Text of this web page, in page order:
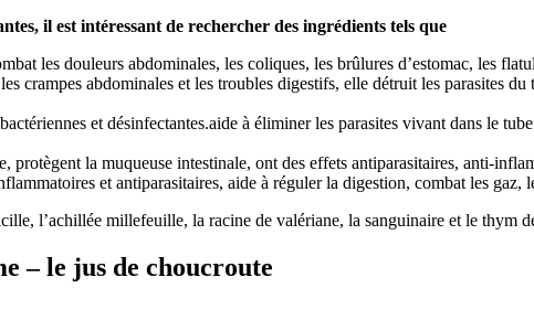
il est intéressant de rechercher des ingrédients tels que
les douleurs abdominales, les coliques, les brûlures d’estomac, les
crampes abdominales et les troubles digestifs, elle détruit les parasites
et désinfectantes.aide à éliminer les parasites vivant dans le
protègent la muqueuse intestinale, ont des effets antiparasitaires, anti-
et antiparasitaires, aide à réguler la digestion, combat les gaz,
l’achillée millefeuille, la racine de valériane, la sanguinaire et le thym
– le jus de choucroute